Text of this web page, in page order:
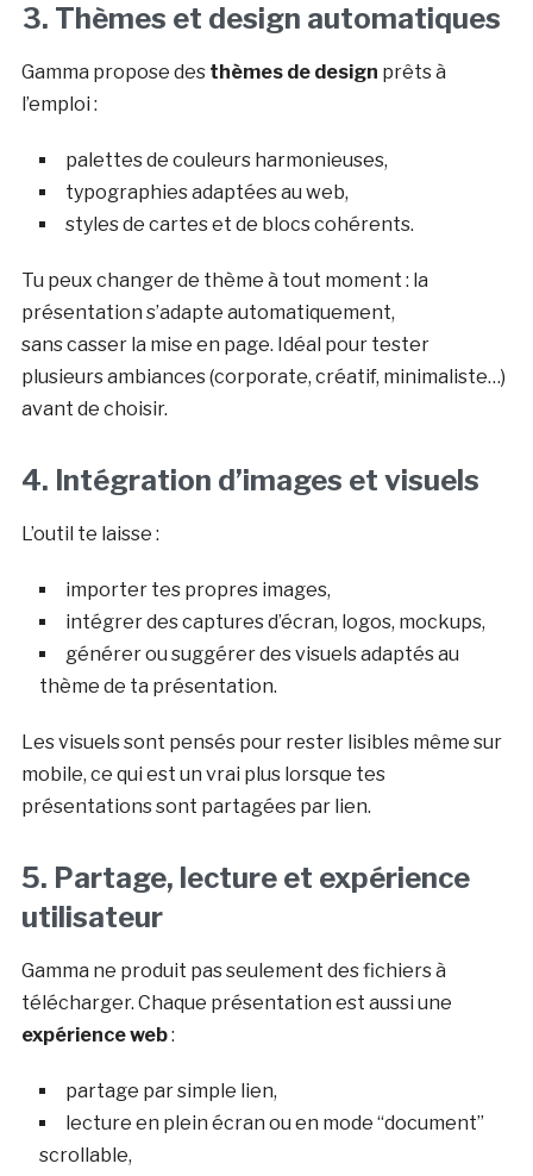
3. Thèmes et design automatiques
Gamma propose des thèmes de design prêts à
l’emploi :
palettes de couleurs harmonieuses,
typographies adaptées au web,
styles de cartes et de blocs cohérents.
Tu peux changer de thème à tout moment : la
présentation s’adapte automatiquement,
sans casser la mise en page. Idéal pour tester
plusieurs ambiances (corporate, créatif, minimaliste…)
avant de choisir.
4. Intégration d’images et visuels
L’outil te laisse :
importer tes propres images,
intégrer des captures d’écran, logos, mockups,
générer ou suggérer des visuels adaptés au
thème de ta présentation.
Les visuels sont pensés pour rester lisibles même sur
mobile, ce qui est un vrai plus lorsque tes
présentations sont partagées par lien.
5. Partage, lecture et expérience
utilisateur
Gamma ne produit pas seulement des fichiers à
télécharger. Chaque présentation est aussi une
expérience web:
partage par simple lien,
lecture en plein écran ou en mode “document”
scrollable,